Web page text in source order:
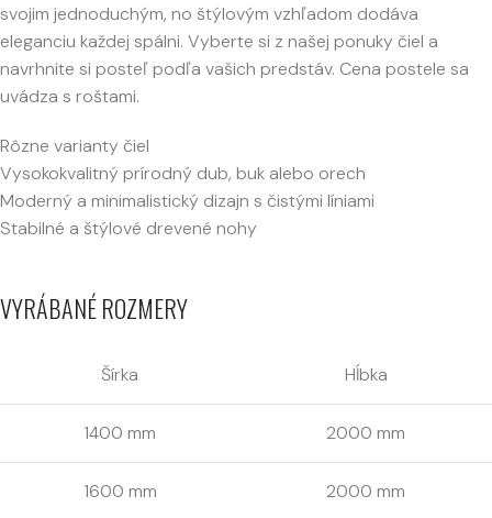
svojim jednoduchým, no štýlovým vzhľadom dodáva
eleganciu každej spálni. Vyberte si z našej ponuky čiel a
navrhnite si posteľ podľa vašich predstáv. Cena postele sa
uvádza s roštami.
Rôzne varianty čiel
Vysokokvalitný prírodný dub, buk alebo orech
Moderný a minimalistický dizajn s čistými líniami
Stabilné a štýlové drevené nohy
VYRÁBANÉ ROZMERY
Šírka Hĺbka
1400 mm 2000 mm
1600 mm 2000 mm